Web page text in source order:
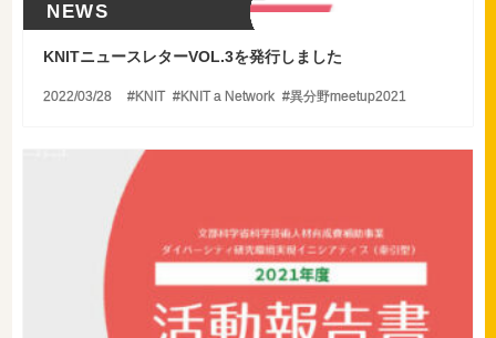
NEWS
KNITニュースレターVOL.3を発行しました
2022/03/28 KNIT KNIT a Network 異分野meetup2021